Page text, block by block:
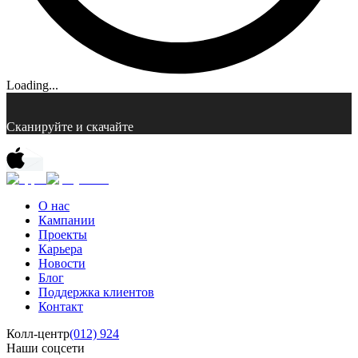
Loading...
Сканируйте и скачайте
О нас
Кампании
Проекты
Карьера
Новости
Блог
Поддержка клиентов
Контакт
Колл-центр(012) 924
Наши соцсети